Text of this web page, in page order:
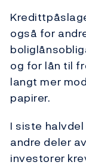
også for
og for lån til
langt mer
papirer.
I siste
andre deler
investorer